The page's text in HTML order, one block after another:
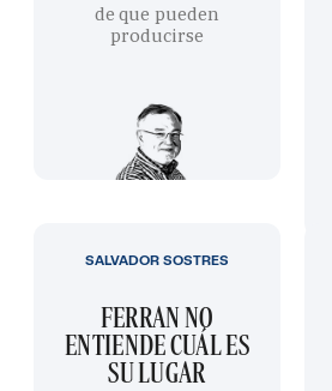
de que pueden
producirse
FERRAN NO
ENTIENDE CUÁL ES
SU LUGAR
SALVADOR SOSTRES